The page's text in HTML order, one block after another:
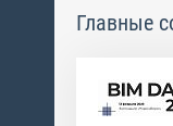
Главные